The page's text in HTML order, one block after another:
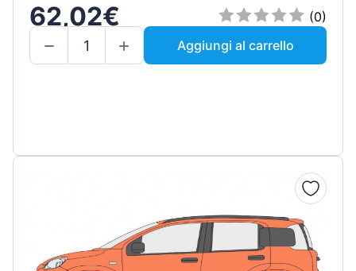
62,02€
(0)
Aggiungi al carrello